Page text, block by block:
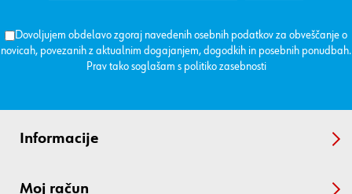
Dovoljujem obdelavo zgoraj navedenih osebnih podatkov za obveščanje o
novicah, povezanih z aktualnim dogajanjem, dogodkih in posebnih ponudbah.
Prav tako soglašam s politiko zasebnosti
Informacije
Moj račun